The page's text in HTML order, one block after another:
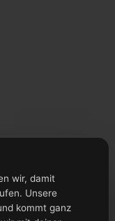
wir, damit
Unsere
kommt ganz